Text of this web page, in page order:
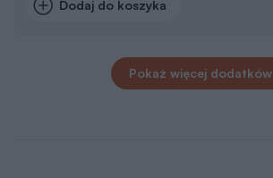
Dodaj do koszyka
Pokaż więcej dodatków